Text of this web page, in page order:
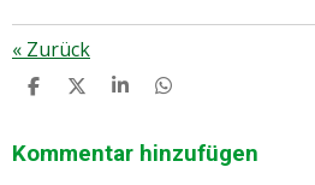
« Zurück
T
L
T
L
T
L
T
L
Kommentar hinzufügen